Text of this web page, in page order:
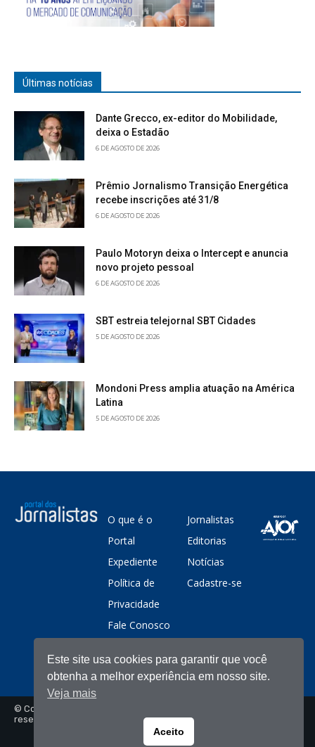
Últimas notícias
Dante Grecco, ex-editor do Mobilidade,
deixa o Estadão
6 DE AGOSTO DE 2026
Prêmio Jornalismo Transição Energética
recebe inscrições até 31/8
6 DE AGOSTO DE 2026
Paulo Motoryn deixa o Intercept e anuncia
novo projeto pessoal
6 DE AGOSTO DE 2026
SBT estreia telejornal SBT Cidades
5 DE AGOSTO DE 2026
Mondoni Press amplia atuação na América
Latina
5 DE AGOSTO DE 2026
O que é o
Portal
Expediente
Política de
Privacidade
Fale Conosco
Jornalistas
Editorias
Notícias
Cadastre-se
© Copyright - Portal dos Jornalistas - Todos os direitos
reservados
Este site usa cookies para garantir que você
obtenha a melhor experiência em nosso site.
Veja mais
Aceito